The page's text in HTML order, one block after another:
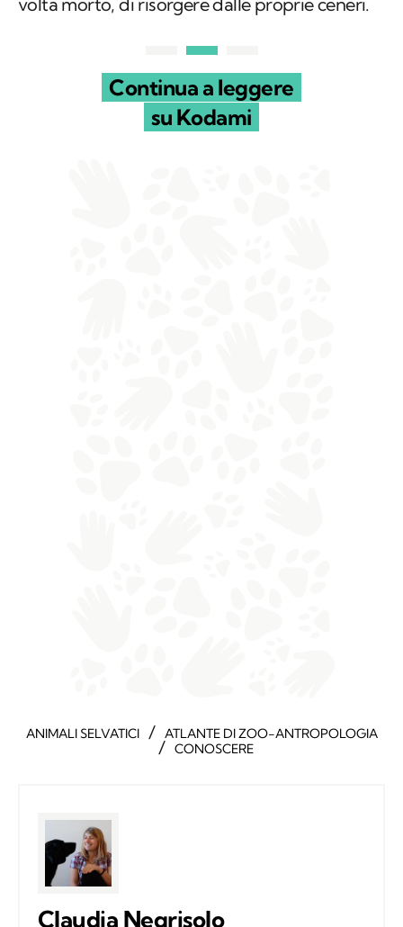
Continua a leggere
su Kodami
Claudia Negrisolo
Educatrice cinofila
Il mio habitat è la montagna. Sono nata in